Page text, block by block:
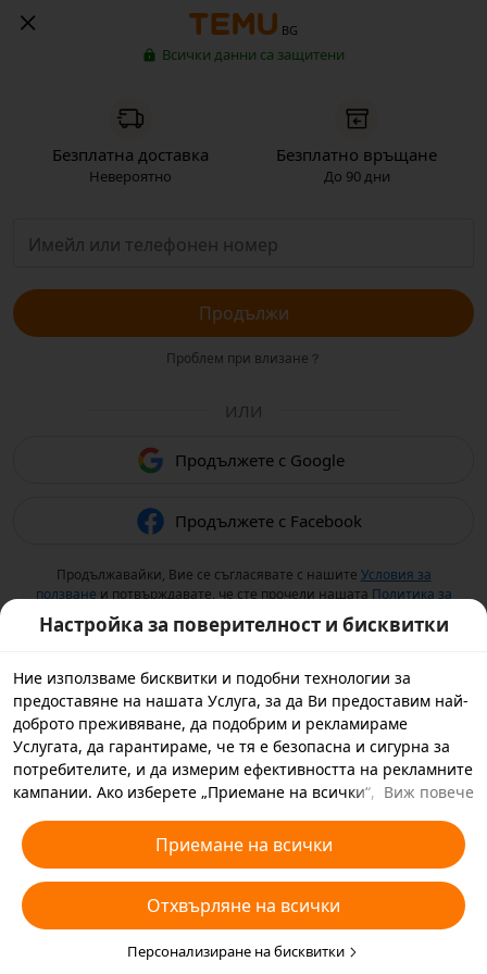
BG
Всички данни са защитени
Безплатна доставка
Невероятно
Безплатно връщане
До 90 дни
Продължи
Проблем при влизане？
ИЛИ
Продължете с Google
Продължете с Facebook
Продължавайки, Вие се съгласявате с нашите Условия за
ползване и потвърждавате, че сте прочели нашата Политика за
Настройка за поверителност и бисквитки
Ние използваме бисквитки и подобни технологии за
предоставяне на нашата Услуга, за да Ви предоставим най-
доброто преживяване, да подобрим и рекламираме
Услугата, да гарантираме, че тя е безопасна и сигурна за
потребителите, и да измерим ефективността на рекламните
кампании. Ако изберете „Приемане на всички“, Вие се
съхраняваме бисквитки и подобни технологии на Вашето
устройство за рекламни цели. Можете да изберете също
„Отхвърляне на всички“ за незадължителните бисквитки
или да изберете кои видове бисквитки искате да приемете
или дезактивирате, като кликнете върху „Персонализиране
на бисквитките“ по-долу или по всяко време в настройките
Виж повече
Приемане на всички
Отхвърляне на всички
Персонализиране на бисквитки